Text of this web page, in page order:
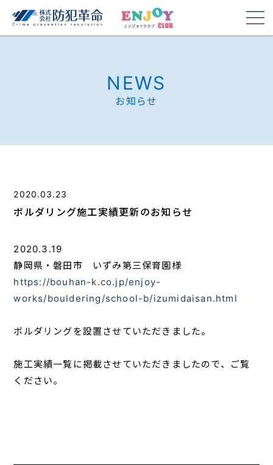
NEWS
お知らせ
2020.03.23
ボルダリング施工実績更新のお知らせ
2020.3.19
静岡県・磐田市 いずみ第三保育園様
https://bouhan-k.co.jp/enjoy-
works/bouldering/school-b/izumidaisan.html
ボルダリングを設置させていただきました。
施工実績一覧に掲載させていただきましたので、ご覧
ください。